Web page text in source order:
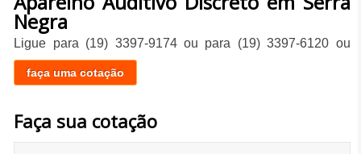
Negra
Ligue para (19) 3397-9174ou para (19) 3397-6120 ou
faça uma cotação
Faça sua cotação